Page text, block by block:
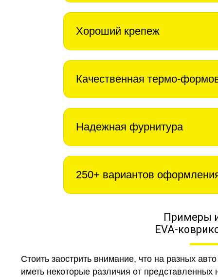
Хороший крепеж
Качественная термо-
Надежная фурнитура
250+ вариантов
Примеры
EVA-
Стоить заострить внимание, что на разных
иметь некоторые различия от